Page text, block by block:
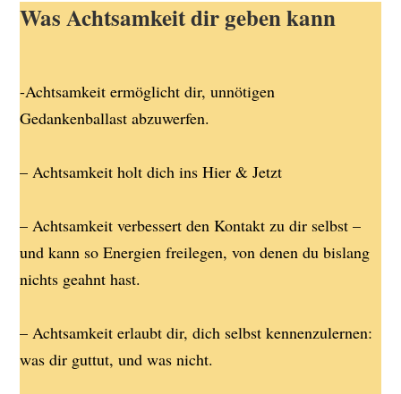
Was Achtsamkeit dir geben kann
-Achtsamkeit ermöglicht dir, unnötigen
Gedankenballast abzuwerfen.
– Achtsamkeit holt dich ins Hier & Jetzt
– Achtsamkeit verbessert den Kontakt zu dir selbst –
und kann so Energien freilegen, von denen du bislang
nichts geahnt hast.
– Achtsamkeit erlaubt dir, dich selbst kennenzulernen:
was dir guttut, und was nicht.